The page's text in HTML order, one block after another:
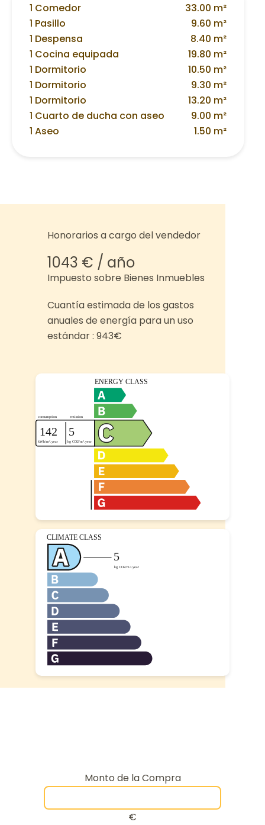
1 Comedor
33.00 m²
1 Pasillo
9.60 m²
1 Despensa
8.40 m²
1 Cocina equipada
19.80 m²
1 Dormitorio
10.50 m²
1 Dormitorio
9.30 m²
1 Dormitorio
13.20 m²
1 Cuarto de ducha con aseo
9.00 m²
1 Aseo
1.50 m²
Honorarios a cargo del vendedor
1043 € / año
Impuesto sobre Bienes Inmuebles
Cuantía estimada de los gastos
anuales de energía para un uso
estándar : 943€
Monto de la Compra
€